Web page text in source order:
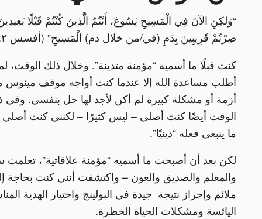
“وَلكِنِ الآنَ فِي الْمَسِيحِ يَسُوعَ، أَنْتُمُ الَّذِينَ كُنْتُمْ قَبْلًا
صِرْتُمْ قَرِيبِينَ بِدَمِ (في/من خلال دم) الْمَسِيحِ” (أفسس ٢: ١٣)
كنت قبلًا ما أسميه “مؤمنة متدينة”. وخلال ذلك الوقت،
أطلب مساعدة الله إلا عندما كنت أواجه موقف ميئوس
أزمة أو مشكلة كبيرة لم أكن لأجد لها حل بنفسي. وفي
الوقت أيضًا كنت أصلي – ليس كثيرًا – لكنني كنت أصلي
ما ينبغي فعله “دينيًا”.
لكن بعد أن أصبحت ما أسميه “مؤمنة علاقاتية”،
والمعلم والصديق والعون – واكتشفت أنني كنت
ملائم وإحراز نتيجة جيدة في البولينج واختيار الهدية
اليائسة ومشكلات الحياة الخطرة.